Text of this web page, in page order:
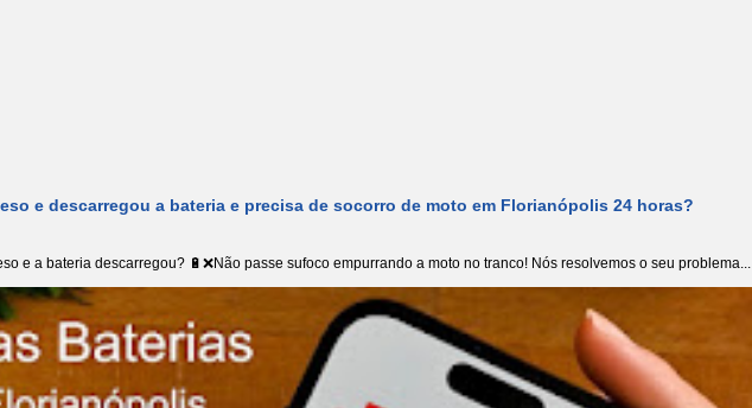
e descarregou a bateria e precisa de socorro de moto em Florianópolis 24 horas?
e a bateria descarregou? 🔋❌Não passe sufoco empurrando a moto no tranco! Nós resolvemos o seu problema...